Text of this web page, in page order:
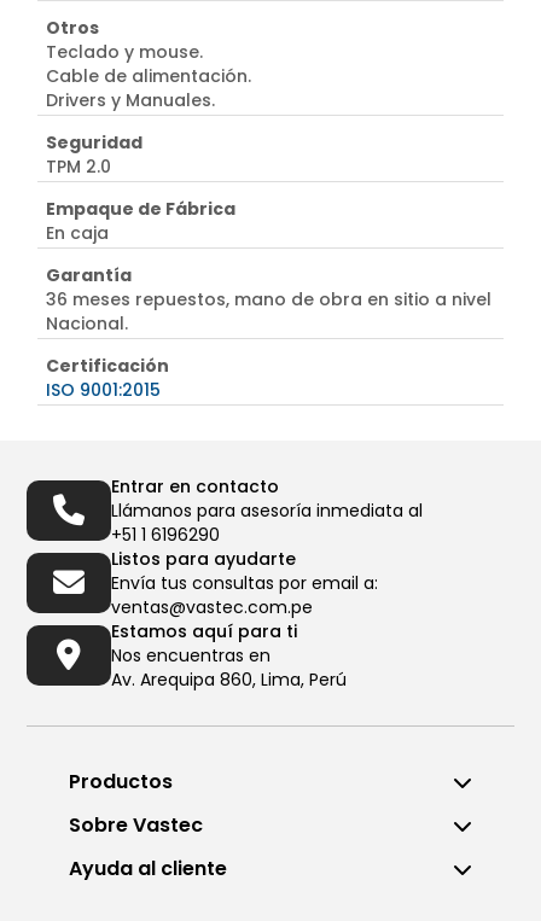
Otros
Teclado y mouse.
Cable de alimentación.
Drivers y Manuales.
Seguridad
TPM 2.0
Empaque de Fábrica
En caja
Garantía
36 meses repuestos, mano de obra en sitio a nivel
Nacional.
Certificación
ISO 9001:2015
Entrar en contacto
Llámanos para asesoría inmediata al
+51 1 6196290
Listos para ayudarte
Envía tus consultas por email a:
ventas@vastec.com.pe
Estamos aquí para ti
Nos encuentras en
Av. Arequipa 860, Lima, Perú
Productos
Sobre Vastec
Ayuda al cliente